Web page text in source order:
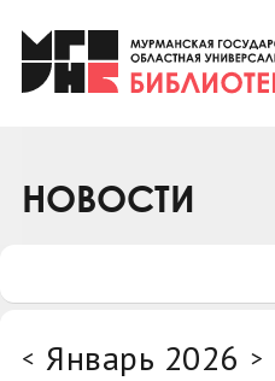
Клуб «Гиря и
Клуб «Семейный
Коллегам
НОВОСТИ
< Январь 2026 >